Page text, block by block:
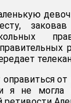
и я не